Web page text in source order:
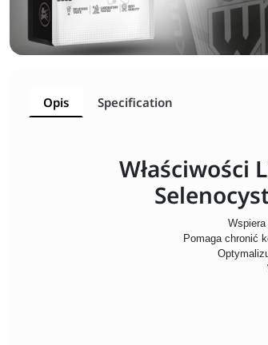
Opis Specification
Właściwości
Wspiera
Pomaga chronić